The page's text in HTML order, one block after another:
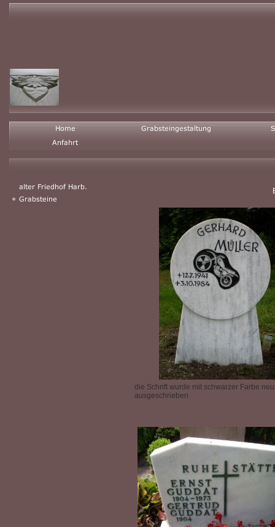
die Schrift wurde mit schwarzer Farbe neu
ausgeschrieben